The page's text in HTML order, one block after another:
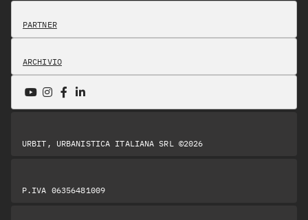
PARTNER
ARCHIVIO
URBIT, URBANISTICA ITALIANA SRL ©2026
P.IVA 06356481009